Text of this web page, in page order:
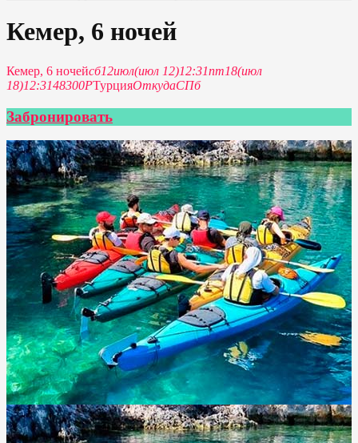
Кемер, 6 ночей
Кемер, 6 ночейсб12июл(июл 12)12:31пт18(июл
18)12:3148300PТурцияОткудаСПб
Забронировать